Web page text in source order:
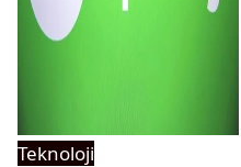
Teknoloji